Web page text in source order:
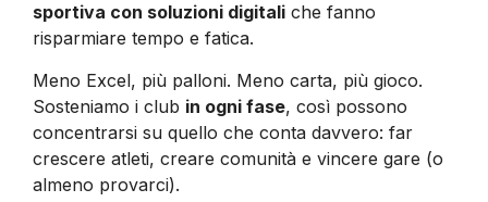
sportiva con soluzioni digitali che fanno
risparmiare tempo e fatica.
Meno Excel, più palloni. Meno carta, più gioco.
Sosteniamo i club in ogni fase, così possono
concentrarsi su quello che conta davvero: far
crescere atleti, creare comunità e vincere gare (o
almeno provarci).